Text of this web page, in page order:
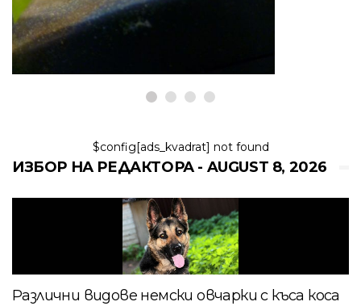
8,2026
$config[ads_kvadrat] not found
ИЗБОР НА РЕДАКТОРА - AUGUST 8, 2026
Различни видове немски овчарки с къса коса